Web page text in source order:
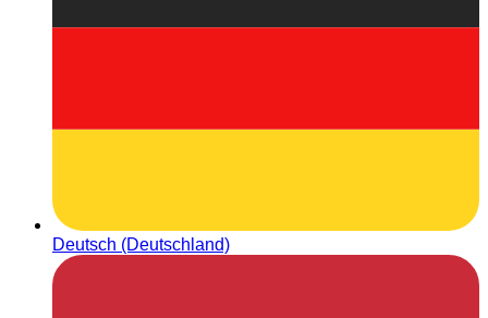
Deutsch (Deutschland)